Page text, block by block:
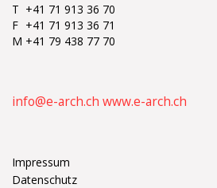
T +41 71 913 36 70
F +41 71 913 36 71
M +41 79 438 77 70
info@e-arch.ch www.e-arch.ch
Impressum
Datenschutz